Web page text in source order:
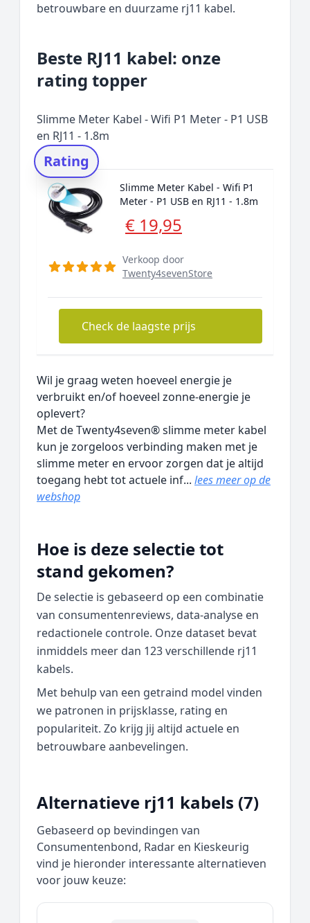
betrouwbare en duurzame rj11 kabel.
Beste RJ11 kabel: onze
rating topper
Slimme Meter Kabel - Wifi P1 Meter - P1 USB
en RJ11 - 1.8m
Rating
Slimme Meter Kabel - Wifi P1
Meter - P1 USB en RJ11 - 1.8m
€ 19,95
Verkoop door
Twenty4sevenStore
Check de laagste prijs
Wil je graag weten hoeveel energie je
verbruikt en/of hoeveel zonne-energie je
oplevert?
Met de Twenty4seven® slimme meter kabel
kun je zorgeloos verbinding maken met je
slimme meter en ervoor zorgen dat je altijd
toegang hebt tot actuele inf... lees meer op de
webshop
Hoe is deze selectie tot
stand gekomen?
De selectie is gebaseerd op een combinatie
van consumentenreviews, data‑analyse en
redactionele controle. Onze dataset bevat
inmiddels meer dan 123 verschillende rj11
kabels.
Met behulp van een getraind model vinden
we patronen in prijsklasse, rating en
populariteit. Zo krijg jij altijd actuele en
betrouwbare aanbevelingen.
Alternatieve rj11 kabels (7)
Gebaseerd op bevindingen van
Consumentenbond, Radar en Kieskeurig
vind je hieronder interessante alternatieven
voor jouw keuze: